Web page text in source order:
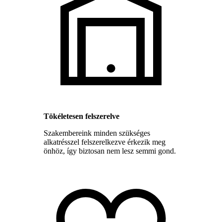
Tökéletesen felszerelve
Szakembereink minden szükséges
alkatrésszel felszerelkezve érkezik meg
önhöz, így biztosan nem lesz semmi gond.